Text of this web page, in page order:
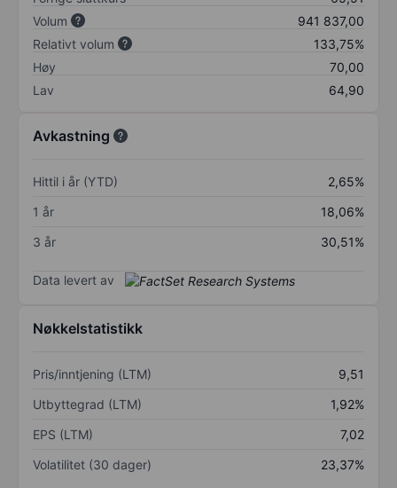
Volum
941 837,00
Relativt volum
133,75%
Høy
70,00
Lav
64,90
Avkastning
Hittil i år (YTD)
2,65%
1 år
18,06%
3 år
30,51%
Data levert av
Nøkkelstatistikk
Pris/inntjening (LTM)
9,51
Utbyttegrad (LTM)
1,92%
EPS (LTM)
7,02
Volatilitet (30 dager)
23,37%